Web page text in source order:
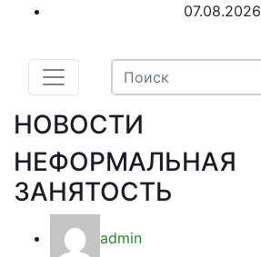
07.08.2026
НОВОСТИ
НЕФОРМАЛЬНАЯ
ЗАНЯТОСТЬ
admin